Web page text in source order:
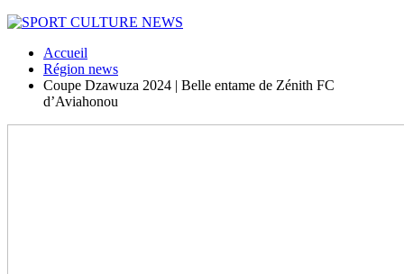
Accueil
Région news
Coupe Dzawuza 2024 | Belle entame de Zénith FC
d’Aviahonou